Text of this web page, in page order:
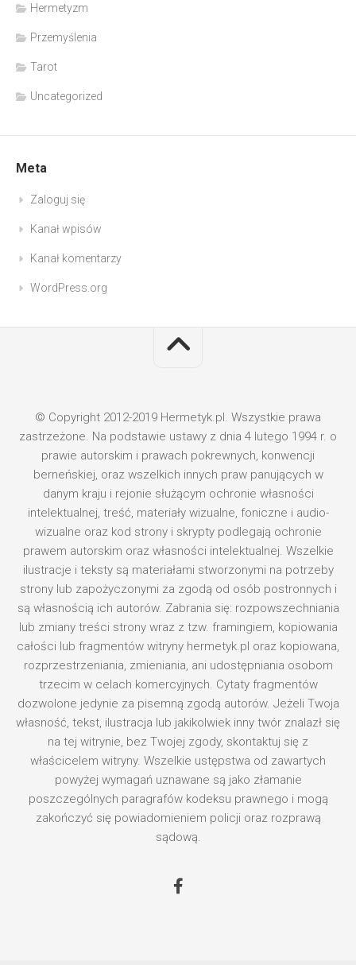
Hermetyzm
Przemyślenia
Tarot
Uncategorized
Meta
Zaloguj się
Kanał wpisów
Kanał komentarzy
WordPress.org
© Copyright 2012-2019 Hermetyk.pl. Wszystkie prawa
zastrzeżone. Na podstawie ustawy z dnia 4 lutego 1994 r. o
prawie autorskim i prawach pokrewnych, konwencji
berneńskiej, oraz wszelkich innych praw panujących w
danym kraju i rejonie służącym ochronie własności
intelektualnej, treść, materiały wizualne, foniczne i audio-
wizualne oraz kod strony i skrypty podlegają ochronie
prawem autorskim oraz własności intelektualnej. Wszelkie
ilustracje i teksty są materiałami stworzonymi na potrzeby
strony lub zapożyczonymi za zgodą od osób postronnych i
są własnością ich autorów. Zabrania się: rozpowszechniania
lub zmiany treści strony wraz z tzw. framingiem, kopiowania
całości lub fragmentów witryny hermetyk.pl oraz kopiowana,
rozprzestrzeniania, zmieniania, ani udostępniania osobom
trzecim w celach komercyjnych. Cytaty fragmentów
dozwolone jedynie za pisemną zgodą autorów. Jeżeli Twoja
własność, tekst, ilustracja lub jakikolwiek inny twór znalazł się
na tej witrynie, bez Twojej zgody, skontaktuj się z
właścicelem witryny. Wszelkie ustępstwa od zawartych
powyżej wymagań uznawane są jako złamanie
poszczególnych paragrafów kodeksu prawnego i mogą
zakończyć się powiadomieniem policji oraz rozprawą
sądową.